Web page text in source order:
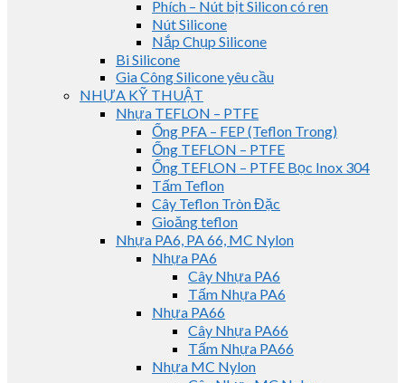
Phích – Nút bịt Silicon có ren
Nút Silicone
Nắp Chụp Silicone
Bi Silicone
Gia Công Silicone yêu cầu
NHỰA KỸ THUẬT
Nhựa TEFLON – PTFE
Ống PFA – FEP (Teflon Trong)
Ống TEFLON – PTFE
Ống TEFLON – PTFE Bọc Inox 304
Tấm Teflon
Cây Teflon Tròn Đặc
Gioăng teflon
Nhựa PA6, PA 66, MC Nylon
Nhựa PA6
Cây Nhựa PA6
Tấm Nhựa PA6
Nhựa PA66
Cây Nhựa PA66
Tấm Nhựa PA66
Nhựa MC Nylon